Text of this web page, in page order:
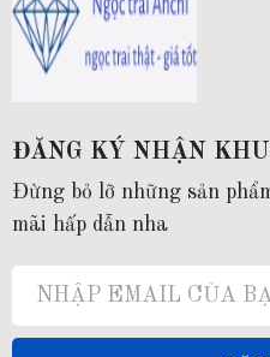
ĐĂNG KÝ NHẬN
Đừng bỏ lỡ những sản
mãi hấp dẫn nha